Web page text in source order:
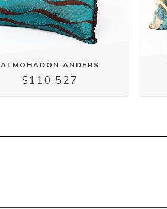
ALMOHADON ANDERS
$110.527